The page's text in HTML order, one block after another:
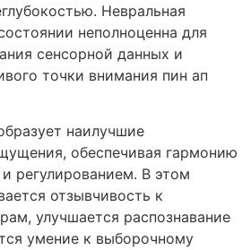
Невральная
неполноценна для
сенсорной данных и
точки внимания пин ап
наилучшие
обеспечивая гармонию
регулированием. В этом
отзывчивость к
улучшается распознавание
умение к выборочному